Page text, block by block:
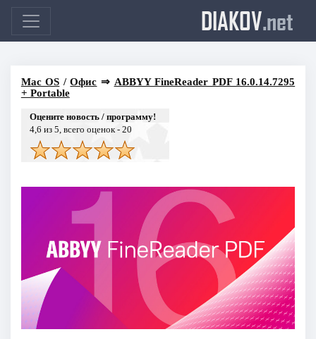
DIAKOV.net
Mac OS /Офис ⇒ ABBYY FineReader PDF 16.0.14.7295
+ Portable
Оцените новость / программу!
4,6 из 5, всего оценок - 20